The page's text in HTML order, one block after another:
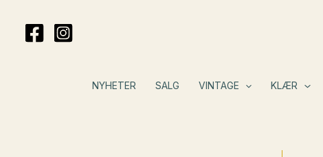
NYHETER SALG VINTAGE KLÆR